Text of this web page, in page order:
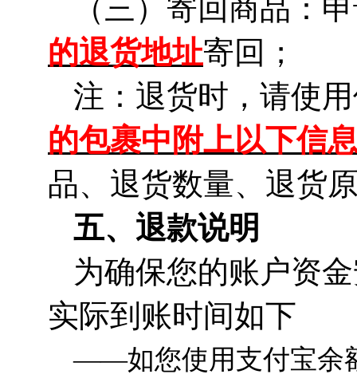
（三）寄回商品：
的退货地址寄回；
注：退货时，请使
的包裹中附上以下信
品、退货数量、退货
五、退款说明
为确保您的账户资
实际到账时间如下
——如您使用支付宝余